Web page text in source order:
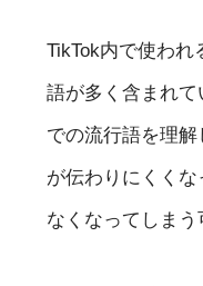
TikTok内で使われ
語が多く含まれ
での流行語を理
が伝わりにくく
なくなってしまう